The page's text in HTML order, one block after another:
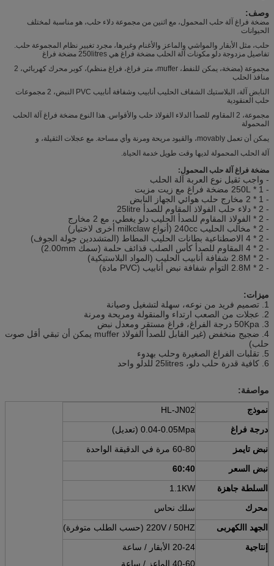
وصف:
مضخة فراغ آلة حلب المحمول، مع اثنين من مجموعة دلاء حلب، هو مناسبة لمختلف
الحيوانات
حلب، مثل الأبقار والمواشي والماعز والأغنام وغيرها، مجرد تغيير نظام المجموعة حلب.
تفاصيل مزدوجة دلو مكونات آلة الحلب مضخة فراغ هي 250litres مضخة فراغ
مجموعة (مضخة، يمكن للنفط، muffer، متر فراغ، فراغ منظم)، كوبر محرك كهربائي، 2
منافذ الحلب
النابض آلة، البلاستيك الشفاف الحليب أنابيب وشفافة أنابيب PVC النبض، 2 مجموعات
حلب العنقودية
مجموعة، 2 المقاوم للصدأ الدلاء الفولاذ حلب والأقواس.
هذا النوع مضخة فراغ آلة الحلب
المحمولة
يمكن أن تعمل movably، والقيود مريحة ومرنة وأي مساحة.
مع عجلات الثقيلة، و
آلة الحلب المحمولة لديها وقت طويل خدمة الحياة.
مضخة فراغ آلة حلب المحمول:
- واجب ثقيل نوع العربة آلة الحلب
- 1 * 250L مضخة فراغ مع زيت مزيت
- 1 * 2 مخارج حلب هوائي الجهاز النابض
- 2 * دلاء حلب الفولاذ المقاوم للصدأ 25litre
- 2 * الفولاذ المقاوم للصدأ الحليب دلو يغطي، مع 2 مخارج
- 2 * مخالب الحليب 240cc (أنواع milkclaw أخرى لاختيار)
- 2 * 4 الاصطناعية بطانات الحليب المطاط (المتشددين جولة الجوف)
- 2 * 4 المقاوم للصدأ كأس الصلب قذائف حلمة (سمك 2.00mm)
- 2 * 2.8M شفافة أنابيب الحليب (المواد البلاستيكية)
- 2 * 2.8M التوأم شفافة نبض أنابيب (PVC مادة)
ميزات:
1. تصميم فريد من نوعه، سهلة لتشغيل وصيانة
2. عجلات من الصعب ارتداء والمنقولة ومريحة ومرنة
3. 50Kpa درجة الفراغ، فراغ مستقر ومعدل نبض
4. ضجيج منخفض (غير القابل للصدأ الفولاذ muffer يمكن أن تبقي أقل صوت
حلب)
5. تقلبات الفراغ الصغيرة وحلب بهدوء
6. كافية قدرة حلب دلو، 25litres للدلو واحد
مواصفة:
نموذج
HL-JN02
درجة فراغ
0.04-0.05Mpa (تعديل)
نبض تايمز
60-80 مرة في الدقيقة الواحدة
نبض السعر
60:40
السلطة جاهزة
1.1KW
محرك
سلك نحاس
الجهد االكهربى
220V / 50HZ (حسب الطلب متوفرة)
إنتاجية
20-24 الأبقار / ساعة
40-60 الماعز / ساعة